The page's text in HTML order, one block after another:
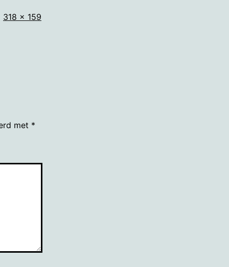
Volledige
318 × 159
met *